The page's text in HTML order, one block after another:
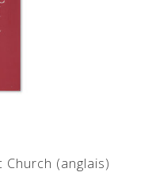
(anglais)